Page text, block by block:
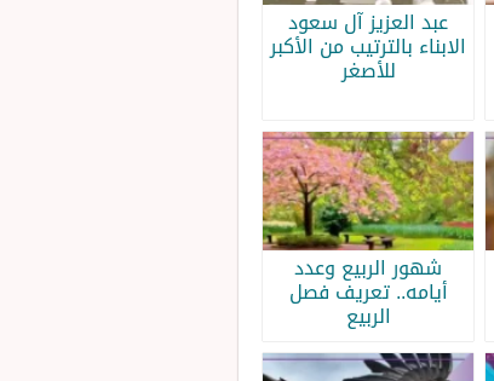
عبد العزيز آل سعود
الابناء بالترتيب من الأكبر
للأصغر
شهور الربيع وعدد
أيامه.. تعريف فصل
الربيع